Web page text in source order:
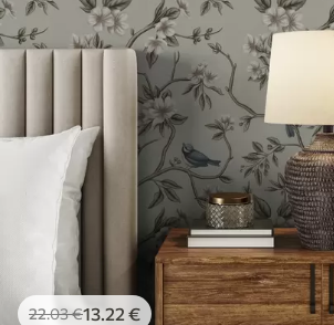
22.03€13.22 €